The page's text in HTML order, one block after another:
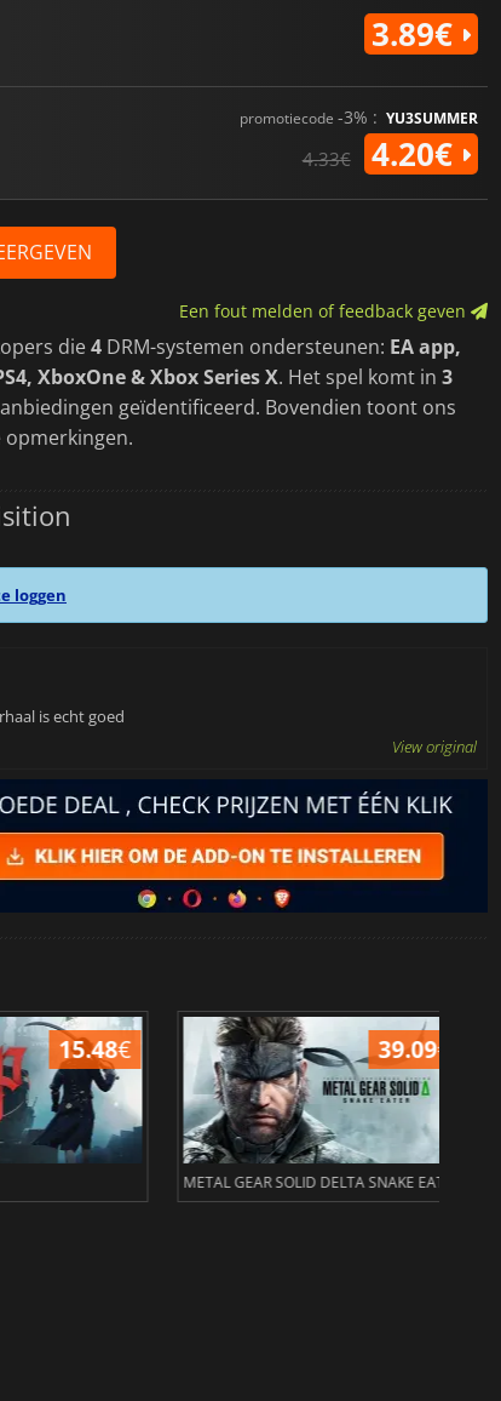
3.89€
promotiecode -3% : YU3SUMMER
4.33€ 4.20€
Een fout melden of feedback geven
die4 DRM-systemen ondersteunen: EA app,
XboxOne & Xbox Series X. Het spel komt in 3
geïdentificeerd. Bovendien toont ons
opmerkingen.
loggen
is echt goed
View original
15.48€ 39.09€
METAL GEAR SOLID DELTA SNAKE EATER